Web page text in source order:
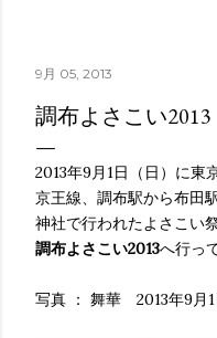
9月 05, 2013
調布よさこい2013
2013年9月1日（日）に東
京王線、調布駅から布田
神社で行われたよさこい祭
調布よさこい2013へ行っ
写真 ： 舞華 2013年9月